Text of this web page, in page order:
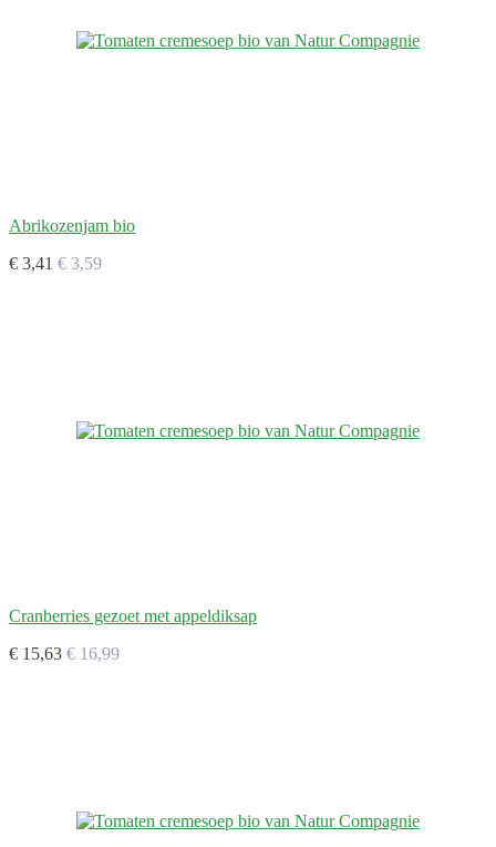
Abrikozenjam bio
€ 3,41 € 3,59
Cranberries gezoet met appeldiksap
€ 15,63 € 16,99